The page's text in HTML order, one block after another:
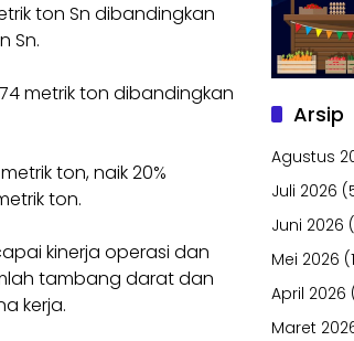
ton Sn dibandingkan
Sn.
metrik ton dibandingkan
ton, naik 20%
ton.
kinerja operasi dan
tambang darat dan
kerja.
Arsip
Agustus
Juli 2026
Juni 2026
Mei 2026
April 2026
Maret